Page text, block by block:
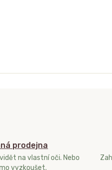
prodejna
na vlastní oči. Nebo
vyzkoušet.